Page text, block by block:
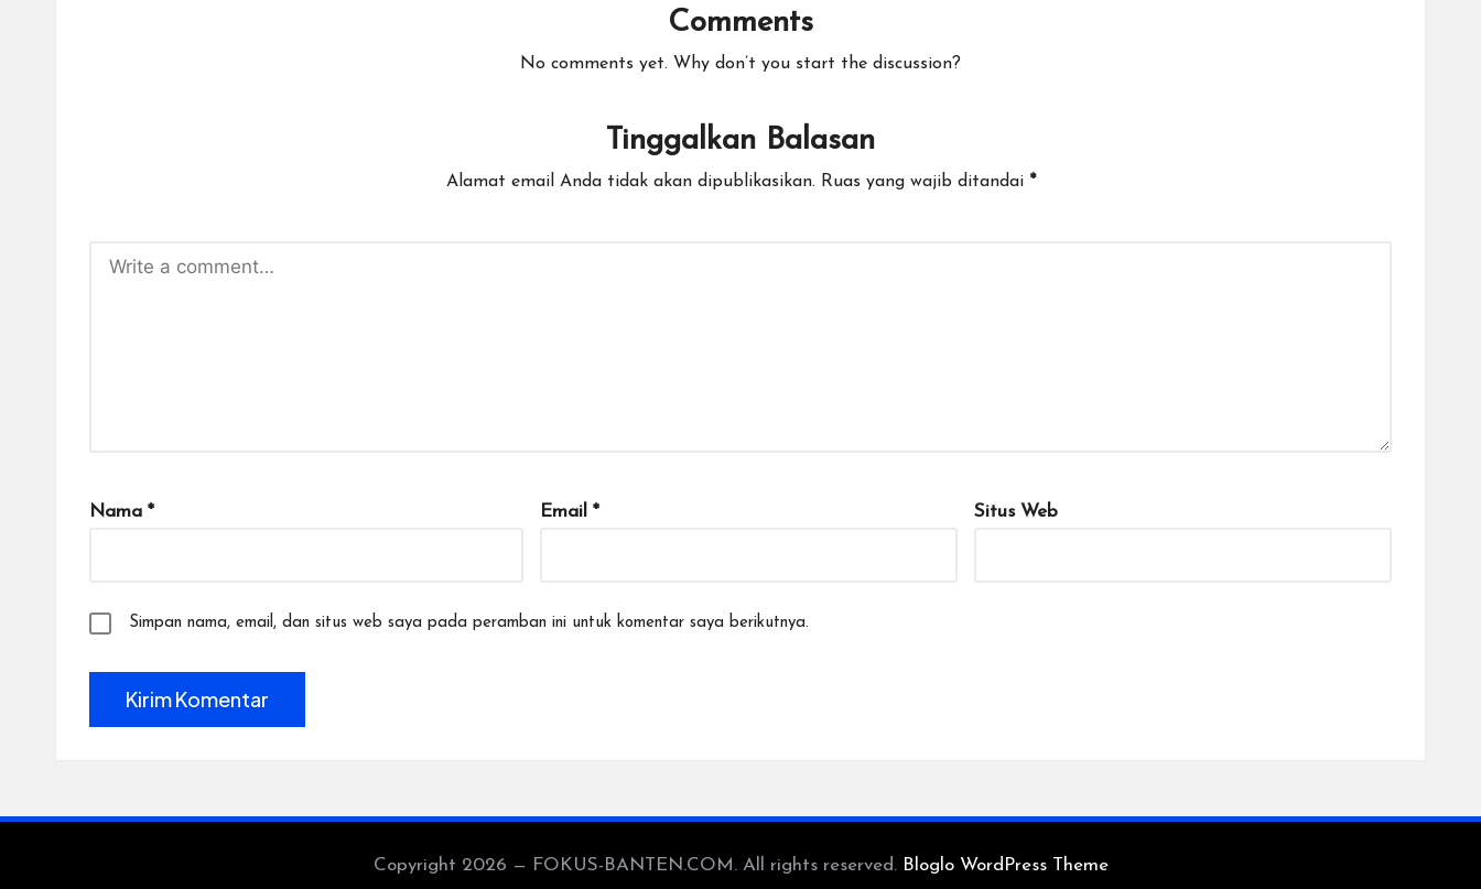
Comments
No comments yet. Why don’t you start the discussion?
Tinggalkan Balasan
Alamat email Anda tidak akan dipublikasikan. Ruas yang wajib ditandai *
Nama * Email * Situs Web
Simpan nama, email, dan situs web saya pada peramban ini untuk komentar saya berikutnya.
Copyright 2026 — FOKUS-BANTEN.COM. All rights reserved. Bloglo WordPress Theme